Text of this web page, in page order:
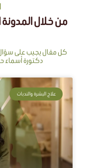
من خلال
كل مقال يجيب على سؤال
دكتورة أسماء حجازي
علاج البشرة والندبات